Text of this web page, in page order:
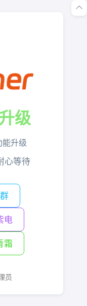
级
升级
心等待
电
霜
员